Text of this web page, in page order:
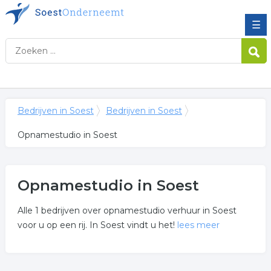
☰
Bedrijven in Soest Bedrijven in Soest
Opnamestudio in Soest
Opnamestudio in Soest
Alle 1 bedrijven over opnamestudio verhuur in Soest
voor u op een rij. In Soest vindt u het! lees meer